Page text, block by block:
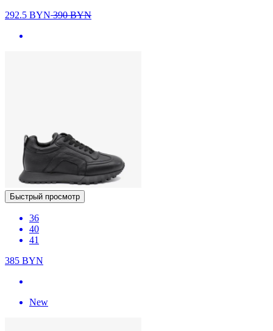
292.5 BYN390BYN
Быстрый просмотр
36
40
41
385 BYN
New